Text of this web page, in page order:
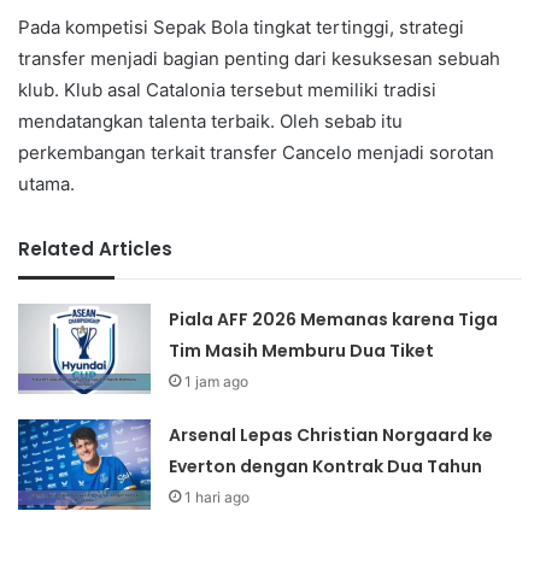
Pada kompetisi Sepak Bola tingkat tertinggi, strategi
transfer menjadi bagian penting dari kesuksesan sebuah
klub. Klub asal Catalonia tersebut memiliki tradisi
mendatangkan talenta terbaik. Oleh sebab itu
perkembangan terkait transfer Cancelo menjadi sorotan
utama.
Related Articles
Piala AFF 2026 Memanas karena Tiga
Tim Masih Memburu Dua Tiket
1 jam ago
Arsenal Lepas Christian Norgaard ke
Everton dengan Kontrak Dua Tahun
1 hari ago